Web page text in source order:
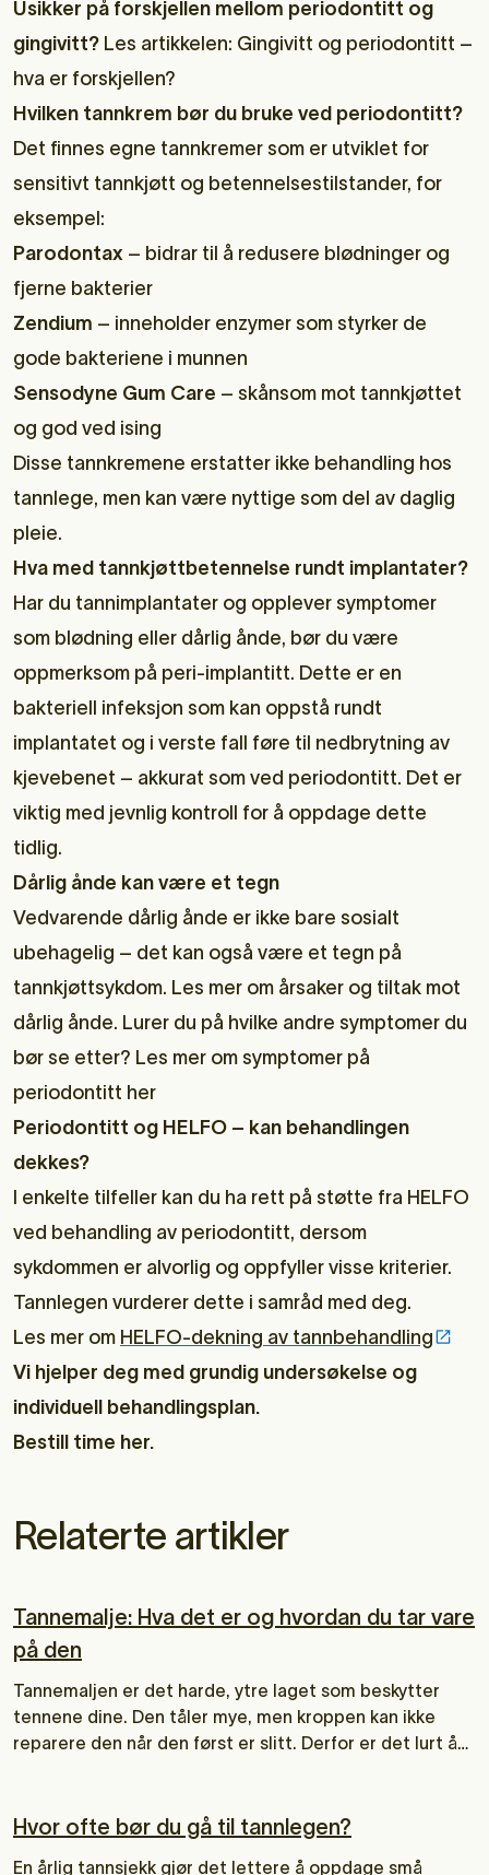
Usikker på forskjellen mellom periodontitt og
gingivitt? Les artikkelen: Gingivitt og periodontitt –
hva er forskjellen?
Hvilken tannkrem bør du bruke ved periodontitt?
Det finnes egne tannkremer som er utviklet for
sensitivt tannkjøtt og betennelsestilstander, for
eksempel:
Parodontax – bidrar til å redusere blødninger og
fjerne bakterier
Zendium – inneholder enzymer som styrker de
gode bakteriene i munnen
Sensodyne Gum Care – skånsom mot tannkjøttet
og god ved ising
Disse tannkremene erstatter ikke behandling hos
tannlege, men kan være nyttige som del av daglig
pleie.
Hva med tannkjøttbetennelse rundt implantater?
Har du tannimplantater og opplever symptomer
som blødning eller dårlig ånde, bør du være
oppmerksom på peri-implantitt. Dette er en
bakteriell infeksjon som kan oppstå rundt
implantatet og i verste fall føre til nedbrytning av
kjevebenet – akkurat som ved periodontitt. Det er
viktig med jevnlig kontroll for å oppdage dette
tidlig.
Dårlig ånde kan være et tegn
Vedvarende dårlig ånde er ikke bare sosialt
ubehagelig – det kan også være et tegn på
tannkjøttsykdom. Les mer om årsaker og tiltak mot
dårlig ånde. Lurer du på hvilke andre symptomer du
bør se etter? Les mer om symptomer på
periodontitt her
Periodontitt og HELFO – kan behandlingen
dekkes?
I enkelte tilfeller kan du ha rett på støtte fra HELFO
ved behandling av periodontitt, dersom
sykdommen er alvorlig og oppfyller visse kriterier.
Tannlegen vurderer dette i samråd med deg.
Les mer om HELFO-dekning av tannbehandling
Vi hjelper deg med grundig undersøkelse og
individuell behandlingsplan.
Bestill time her.
Relaterte artikler
Tannemalje: Hva det er og hvordan du tar vare
på den
Tannemaljen er det harde, ytre laget som beskytter
tennene dine. Den tåler mye, men kroppen kan ikke
reparere den når den først er slitt. Derfor er det lurt å
forklaring på hva emalje er, hva som skader den, og hva
Hvor ofte bør du gå til tannlegen?
En årlig tannsjekk gjør det lettere å oppdage små